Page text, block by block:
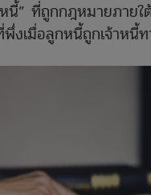
หนี้” ที่ถูกกฎหมายภา
งเมื่อลูกหนี้ถูกเจ้าหนี้